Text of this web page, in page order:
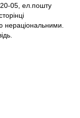
05, ел.пошту
нераціональними.